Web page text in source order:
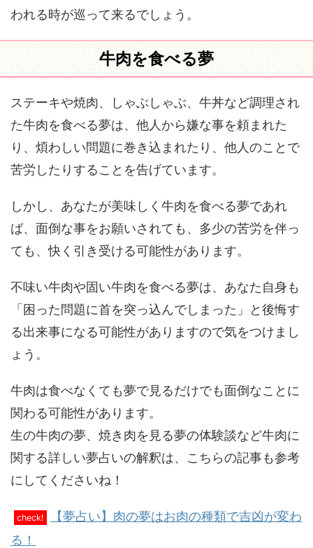
われる時が巡って来るでしょう。
牛肉を食べる夢
ステーキや焼肉、しゃぶしゃぶ、牛丼など調理され
た牛肉を食べる夢は、他人から嫌な事を頼まれた
り、煩わしい問題に巻き込まれたり、他人のことで
苦労したりすることを告げています。
しかし、あなたが美味しく牛肉を食べる夢であれ
ば、面倒な事をお願いされても、多少の苦労を伴っ
ても、快く引き受ける可能性があります。
不味い牛肉や固い牛肉を食べる夢は、あなた自身も
「困った問題に首を突っ込んでしまった」と後悔す
る出来事になる可能性がありますので気をつけまし
ょう。
牛肉は食べなくても夢で見るだけでも面倒なことに
関わる可能性があります。
生の牛肉の夢、焼き肉を見る夢の体験談など牛肉に
関する詳しい夢占いの解釈は、こちらの記事も参考
にしてくださいね！
check!
【夢占い】肉の夢はお肉の種類で吉凶が変わ
る！